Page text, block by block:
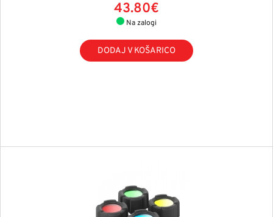
43.80€
Na zalogi
DODAJ V KOŠARICO